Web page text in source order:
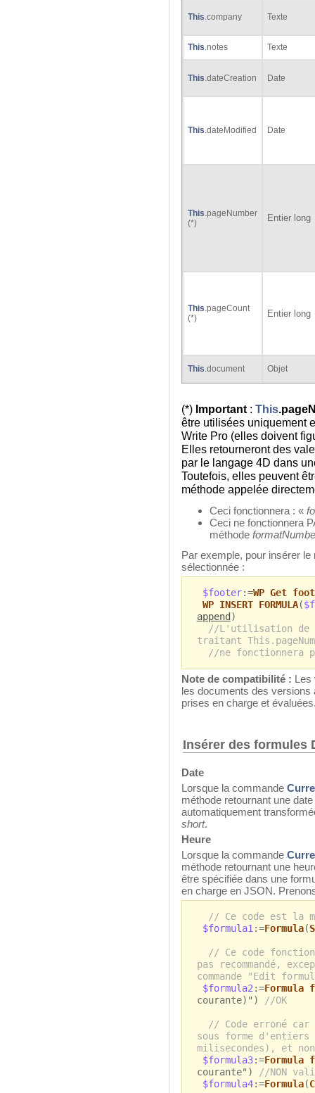
This.company Texte
This.notes Texte
This.dateCreation Date
This.dateModified Date
This.pageNumber
(*)
Entier long
This.pageCount
(*)
Entier long
This.document Objet
(*) Important : This
être utilisées uniquement
Write Pro (elles doivent
Elles retourneront des
par le langage 4D dans
Toutefois, elles peuvent
méthode appelée
Ceci fonctionnera : «
Ceci ne fonctionnera
méthode
Par exemple, pour insérer
sélectionnée :
$footer:=WP Get
WP INSERT FORMULA(
append )
//L'utilisation de
traitant
//ne fonctionnera
Note de compatibilité : Les
les documents des versions
prises en charge et
Insérer des formules
Date
Lorsque la commande
méthode retournant une
automatiquement
short.
Heure
Lorsque la commande
méthode retournant une
être spécifiée dans une
en charge en JSON.
// Ce code est la
$formula1 :=Formula(
// Ce code
pas recommandé,
commande "Edit
$formula2 :=Formula
courante)")
//OK
// Code erroné
sous forme d'entiers
milisecondes), et
$formula3:=Formula
courante")
//NON
$formula4:=Formula(